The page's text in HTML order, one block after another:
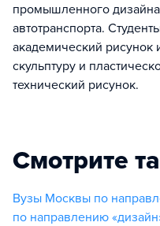
промышленного
автотранспорта.
академический
скульптуру и
технический рисунок.
Смотрите
Вузы Москвы по
по направлению